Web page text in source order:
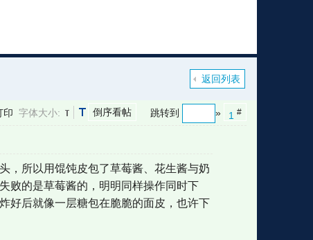
认
格
l
e
r r
w
i
k
r
e
u
p
坛大坛机
返回列表
1 #
跳转到 »
倒序看帖
印 字体大小:
，所以用馄饨皮包了草莓酱、花生酱与奶
败的是草莓酱的，明明同样操作同时下
好后就像一层糖包在脆脆的面皮，也许下